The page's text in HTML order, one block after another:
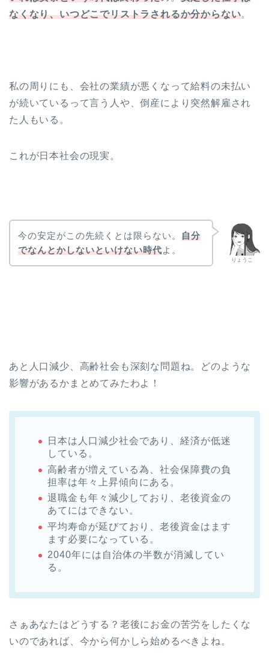
なくなり、いつどこでリストラされるか分からない。
私の周りにも、会社の業績が悪くなって給料の未払い
が続いているって言う人や、倒産により突然解雇され
た人もいる。
これが日本社会の現実。
りょうこ
今の安定がこの先続くとは限らない。 自分
でなんとかしないといけない時代よ。
あと人口減少、高齢社会も深刻な問題ね。どのような
影響があるかまとめてみたわよ！
日本は人口減少社会であり、経済が低迷
している。
高齢者が増えている為、社会保障費の負
担率は年々上昇傾向にある。
退職金も年々減少しており、老後資金の
あてにはできない。
平均寿命が延びており、老後資金はます
ます必要になっている。
2040年には自治体の半数が消滅してい
る。
さぁあなたはどうする？老後にお金の苦労をしたくな
いのであれば、今から何かしら始めるべきよね。